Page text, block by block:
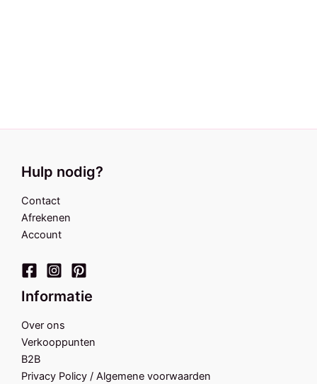
Hulp nodig?
Contact
Afrekenen
Account
Informatie
Over ons
Verkooppunten
B2B
Privacy Policy / Algemene voorwaarden